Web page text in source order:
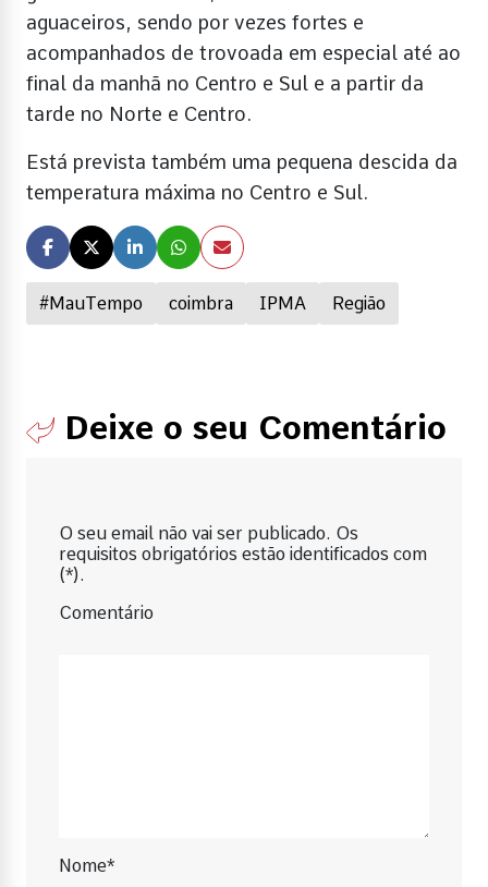
#MauTempo coimbra IPMA Região
aguaceiros, sendo por vezes fortes e
acompanhados de trovoada em especial até ao
final da manhã no Centro e Sul e a partir da
tarde no Norte e Centro.
Está prevista também uma pequena descida da
temperatura máxima no Centro e Sul.
Deixe o seu Comentário
O seu email não vai ser publicado. Os
requisitos obrigatórios estão identificados com
(*).
Comentário
Nome*